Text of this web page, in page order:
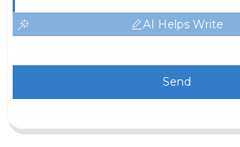
AI Helps Write
Send